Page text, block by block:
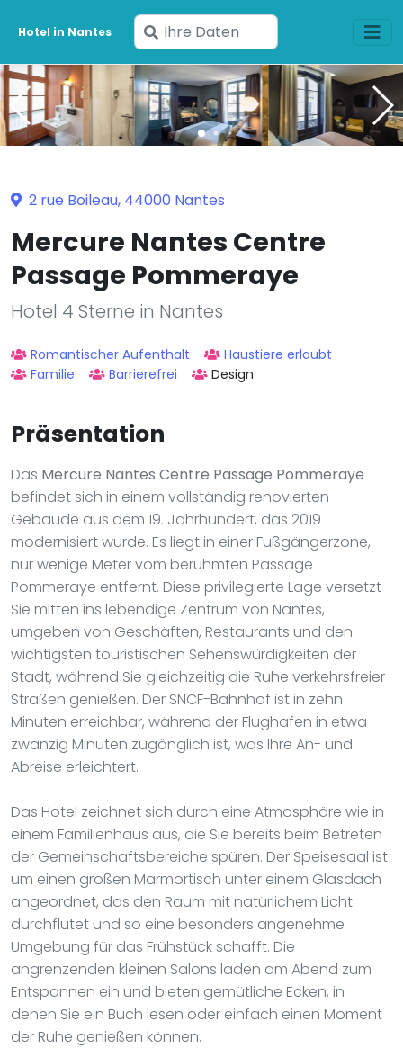
Hotel in Nantes
Geben
Sie
Ihre
Daten
ein
2 rue Boileau, 44000 Nantes
Mercure Nantes Centre
Passage Pommeraye
Hotel 4 Sterne in Nantes
Romantischer Aufenthalt
Haustiere erlaubt
Familie
Barrierefrei Design
Präsentation
Das Mercure Nantes Centre Passage Pommeraye
befindet sich in einem vollständig renovierten
Gebäude aus dem 19. Jahrhundert, das 2019
modernisiert wurde. Es liegt in einer Fußgängerzone,
nur wenige Meter vom berühmten Passage
Pommeraye entfernt. Diese privilegierte Lage versetzt
Sie mitten ins lebendige Zentrum von Nantes,
umgeben von Geschäften, Restaurants und den
wichtigsten touristischen Sehenswürdigkeiten der
Stadt, während Sie gleichzeitig die Ruhe verkehrsfreier
Straßen genießen. Der SNCF-Bahnhof ist in zehn
Minuten erreichbar, während der Flughafen in etwa
zwanzig Minuten zugänglich ist, was Ihre An- und
Abreise erleichtert.
Das Hotel zeichnet sich durch eine Atmosphäre wie in
einem Familienhaus aus, die Sie bereits beim Betreten
der Gemeinschaftsbereiche spüren. Der Speisesaal ist
um einen großen Marmortisch unter einem Glasdach
angeordnet, das den Raum mit natürlichem Licht
durchflutet und so eine besonders angenehme
Umgebung für das Frühstück schafft. Die
angrenzenden kleinen Salons laden am Abend zum
Entspannen ein und bieten gemütliche Ecken, in
denen Sie ein Buch lesen oder einfach einen Moment
der Ruhe genießen können.